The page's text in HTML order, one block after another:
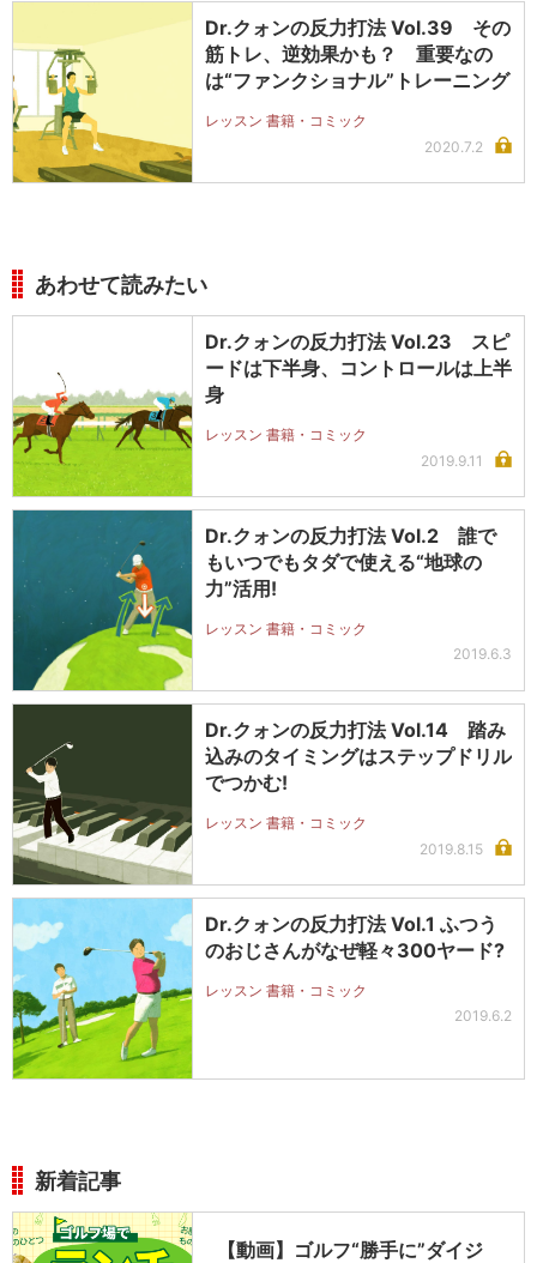
Dr.クォンの反力打法 Vol.39 その
筋トレ、逆効果かも？ 重要なの
は“ファンクショナル”トレーニング
レッスン 書籍・コミック
2020.7.2
あわせて読みたい
Dr.クォンの反力打法 Vol.23 スピ
ードは下半身、コントロールは上半
身
レッスン 書籍・コミック
2019.9.11
Dr.クォンの反力打法 Vol.2 誰で
もいつでもタダで使える“地球の
力”活用!
レッスン 書籍・コミック
2019.6.3
Dr.クォンの反力打法 Vol.14 踏み
込みのタイミングはステップドリル
でつかむ!
レッスン 書籍・コミック
2019.8.15
Dr.クォンの反力打法 Vol.1 ふつう
のおじさんがなぜ軽々300ヤード?
レッスン 書籍・コミック
2019.6.2
新着記事
【動画】ゴルフ“勝手に”ダイジ